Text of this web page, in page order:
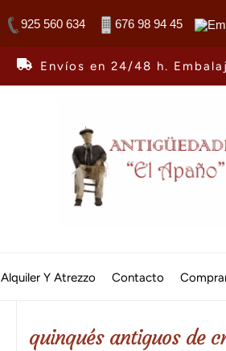
925 560 634 676 98 94 45
Envíos en 24/48 h.
El
Alquiler Y Atrezzo Contacto
quinqués antiguos de